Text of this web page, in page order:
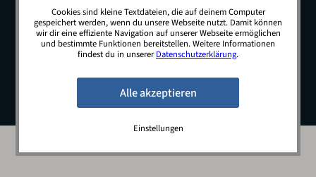
© 2026 JobSwop.io · All rights reserved.
Blog Jobs Newsletter
Kontakt
Preise
Impressum Datenschutz
Cookies sind kleine Textdateien, die auf deinem Computer
gespeichert werden, wenn du unsere Webseite nutzt. Damit können
wir dir eine effiziente Navigation auf unserer Webseite ermöglichen
und bestimmte Funktionen bereitstellen. Weitere Informationen
findest du in unsererDatenschutzerklärung.
Einstellungen